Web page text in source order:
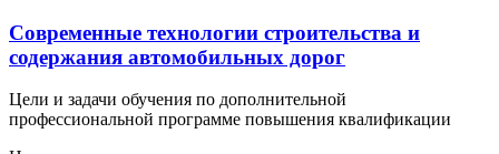
Современные технологии строительства и
содержания автомобильных дорог
Цели и задачи обучения по дополнительной
профессиональной программе повышения квалификации